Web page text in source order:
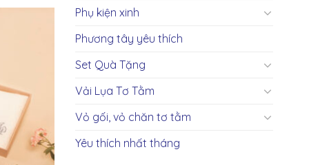
Phụ kiện xinh
Phương tây yêu thích
Set Quà Tặng
Vải Lụa Tơ Tằm
Vỏ gối, vỏ chăn tơ tằm
Yêu thích nhất tháng